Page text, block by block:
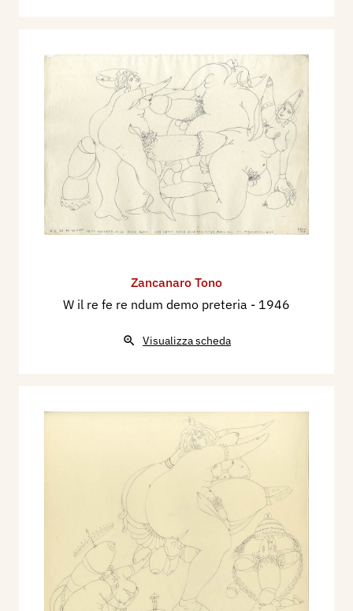
Zancanaro Tono
W il re fe re ndum demo preteria - 1946
Visualizza scheda